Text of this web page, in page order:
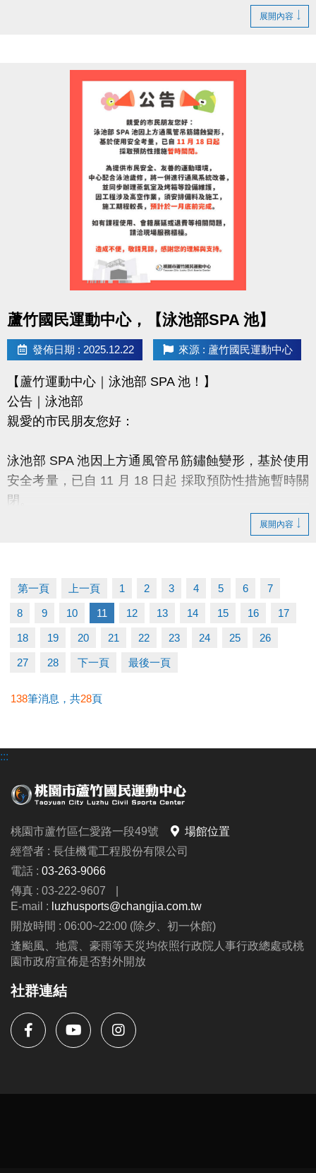
2.重新開放長租之時段，以現場排隊為主，無法以電
3.凡是想辦理長租開放之時段者，登記地點為「長租
登記櫃檯」，以排隊優先順序依次登記。
4.完成長租登記者，需立即至「繳費櫃檯」，完成繳
費手續，始完成綜合球場長租辦理。未完成繳費手續
5.長租時段以偶數整點至偶數整點兩個小時為租借基
準，例：06:00-08:00、08:00-10:00，以此類推。
6.其它注意事項，以長租條約及現場之規範為準。
7.壁球場長租請至球館部洽詢 03-2639066#115/116
有任何問題歡迎來電詢問
洽詢專線：03-2639066 #115/116 (客服部)
桃園市蘆竹國民運動中心
https://www.lzsports.com.tw/zh_TW/news/pageID/1/
FB : 桃園市蘆竹國民運動中心
IG : @luzhusports
展開內容
蘆竹國民運動中心，【泳池部SPA 池】
發佈日期 : 2025.12.22 來源 : 蘆竹國民運動中心
【蘆竹運動中心｜泳池部 SPA 池！】
公告｜泳池部
親愛的市民朋友您好：
泳池部 SPA 池因上方通風管吊筋鏽蝕變形，基於使用
安全考量，已自 11 月 18 日起 採取預防性措施暫時關
閉。
為提供市民安全、友善的運動環境，中心配合泳池歲
因工程涉及高空作業，須安排備料及施工，施工期程
較長，預計於 一月底前完成。
如有課程使用、會籍展延或退費等相關問題，請洽現
有任何問題歡迎來電詢問
桃園市蘆竹國民運動中心
https://www.lzsports.com.tw/zh_TW/news/pageID/1/
FB : 桃園市蘆竹國民運動中心
IG : @luzhusports
展開內容
第一頁 上一頁 1 2 3 4 5 6 7
8 9 10 11 12 13 14 15 16 17
18 19 20 21 22 23 24 25 26
27 28 下一頁 最後一頁
138筆消息，共28頁
:::
桃園市蘆竹區仁愛路一段49號
場館位置
經營者 : 長佳機電工程股份有限公司
電話 : 03-263-9066
傳真 : 03-222-9607
|
E-mail : luzhusports@changjia.com.tw
開放時間 : 06:00~22:00 (除夕、初一休館)
逢颱風、地震、豪雨等天災均依照行政院人事行政總處或桃
園市政府宣佈是否對外開放
社群連結